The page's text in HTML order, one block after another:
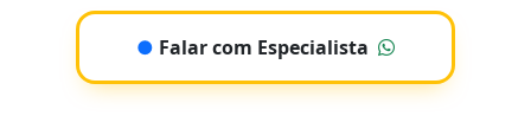
● Falar com Especialista